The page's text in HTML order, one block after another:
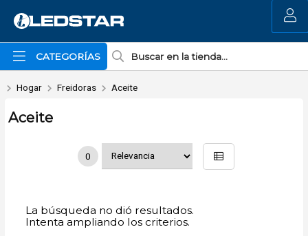
CATEGORÍAS
MI COMPRA
Hogar Freidoras Aceite
Aceite
0
La búsqueda no dió resultados.
Intenta ampliando los criterios.